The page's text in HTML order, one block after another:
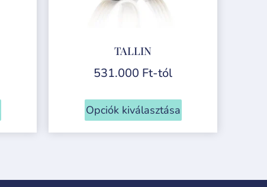
TALLIN
531.000 Ft-tól
Opciók kiválasztása